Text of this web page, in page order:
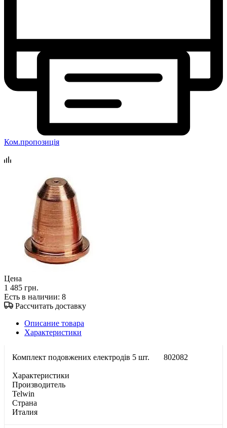
Ком.пропозиція
Цена
1 485 грн.
Есть в наличии: 8
Рассчитать доставку
Описание товара
Характеристики
Комплект подовжених електродів 5 шт. 802082
Характеристики
Производитель
Telwin
Страна
Италия